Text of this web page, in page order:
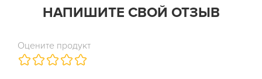
НАПИШИТЕ СВОЙ ОТЗЫВ
Оцените продукт